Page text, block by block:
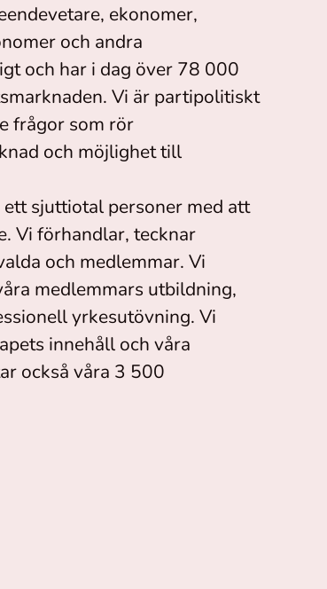
ekonomer,
och andra
och har i dag över 78 000
Vi är partipolitiskt
frågor som rör
och möjlighet till
sjuttiotal personer med att
Vi förhandlar, tecknar
och medlemmar. Vi
medlemmars utbildning,
yrkesutövning. Vi
innehåll och våra
också våra 3 500